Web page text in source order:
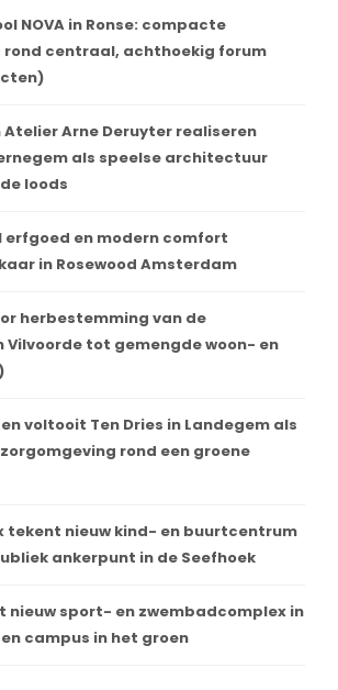
NOVA in Ronse: compacte
rond centraal, achthoekig forum
Atelier Arne Deruyter realiseren
als speelse architectuur
loods
erfgoed en modern comfort
in Rosewood Amsterdam
herbestemming van de
Vilvoorde tot gemengde woon- en
voltooit Ten Dries in Landegem als
rond een groene
tekent nieuw kind- en buurtcentrum
ankerpunt in de Seefhoek
nieuw sport- en zwembadcomplex in
campus in het groen